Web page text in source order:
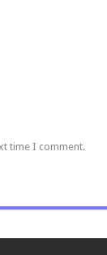
time I comment.